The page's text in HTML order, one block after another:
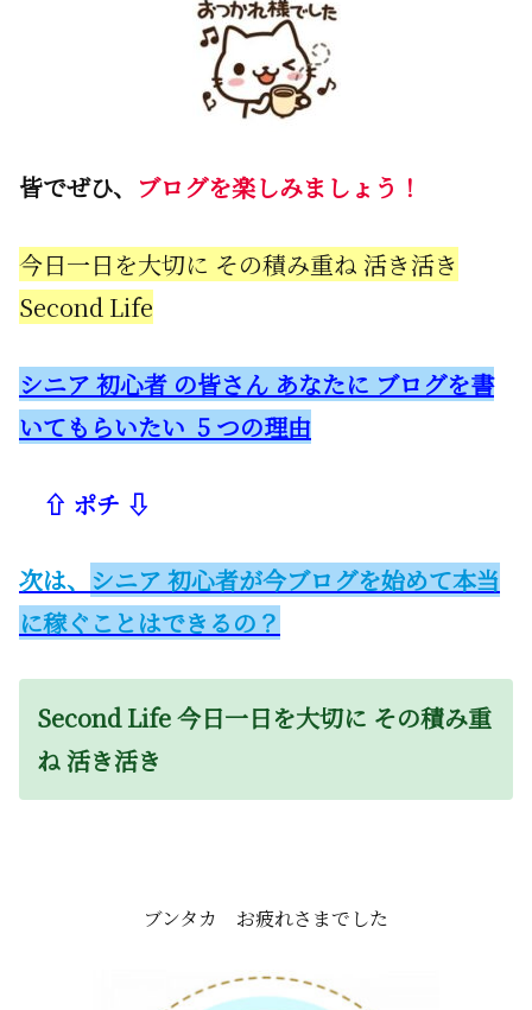
皆でぜひ、 ブログを楽しみましょう！
今日一日を大切に その積み重ね 活き活き
Second Life
シニア 初心者 の皆さん あなたに ブログを書
いてもらいたい 5 つの理由
⇧ ポチ ⇩
次は、 シニア 初心者が今ブログを始めて本当
に稼ぐことはできるの？
Second Life 今日一日を大切に その積み重
ね 活き活き
ブンタカ お疲れさまでした